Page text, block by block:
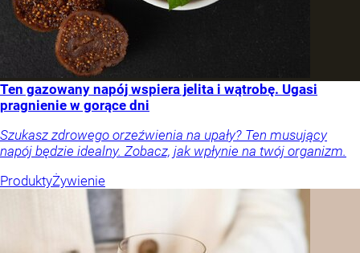
Ten gazowany napój wspiera jelita i wątrobę. Ugasi
pragnienie w gorące dni
Szukasz zdrowego orzeźwienia na upały? Ten musujący
napój będzie idealny. Zobacz, jak wpłynie na twój organizm.
ProduktyŻywienie